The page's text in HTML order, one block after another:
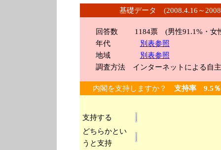
基礎データ (2008.4.16～
回答数 1184票 (男性91.1%・女
年代 別表参照
地域 別表参照
調査方法 インターネットによる自主
内閣を支持しますか？ 支持率 9.5％
支持する
どちらかとい
うと支持